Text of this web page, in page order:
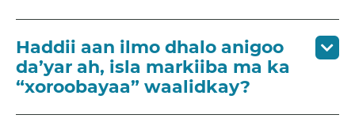
Haddii aan ilmo dhalo anigoo
da’yar ah, isla markiiba ma ka
“xoroobayaa” waalidkay?